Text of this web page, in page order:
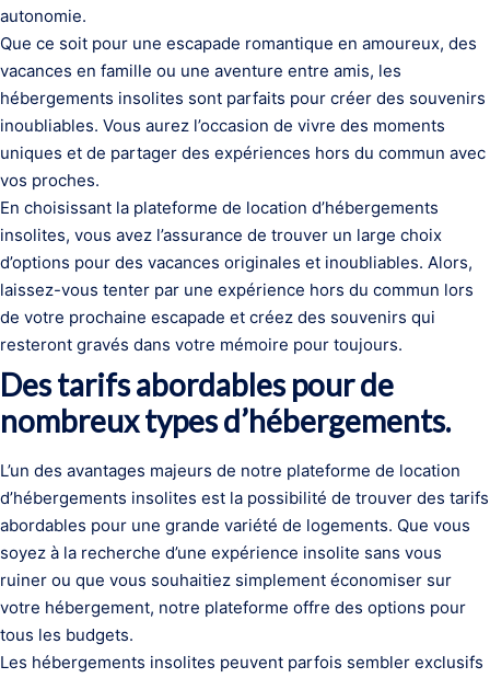
autonomie.
Que ce soit pour une escapade romantique en amoureux, des
vacances en famille ou une aventure entre amis, les
hébergements insolites sont parfaits pour créer des souvenirs
inoubliables. Vous aurez l’occasion de vivre des moments
uniques et de partager des expériences hors du commun avec
vos proches.
En choisissant la plateforme de location d’hébergements
insolites, vous avez l’assurance de trouver un large choix
d’options pour des vacances originales et inoubliables. Alors,
laissez-vous tenter par une expérience hors du commun lors
de votre prochaine escapade et créez des souvenirs qui
resteront gravés dans votre mémoire pour toujours.
Des tarifs abordables pour de
nombreux types d’hébergements.
L’un des avantages majeurs de notre plateforme de location
d’hébergements insolites est la possibilité de trouver des tarifs
abordables pour une grande variété de logements. Que vous
soyez à la recherche d’une expérience insolite sans vous
ruiner ou que vous souhaitiez simplement économiser sur
votre hébergement, notre plateforme offre des options pour
tous les budgets.
Les hébergements insolites peuvent parfois sembler exclusifs